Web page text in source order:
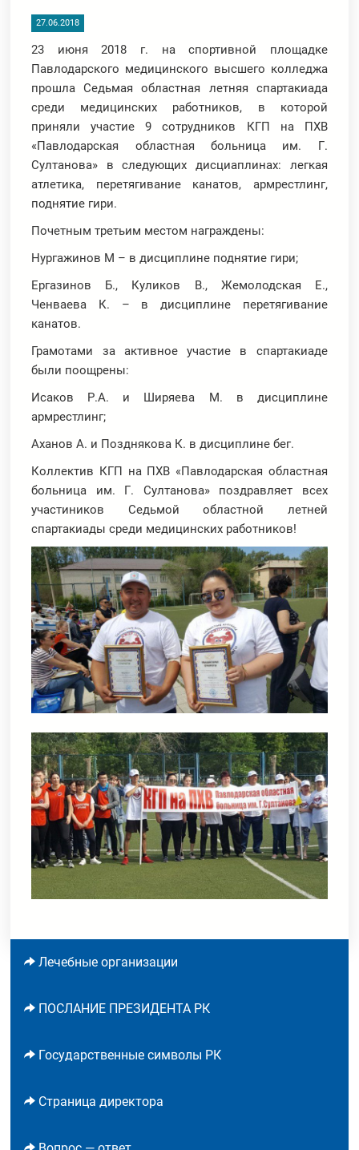
27.06.2018
23 июня 2018 г. на спортивной площадке
Павлодарского медицинского высшего колледжа
прошла Седьмая областная летняя спартакиада
среди медицинских работников, в которой
приняли участие 9 сотрудников КГП на ПХВ
«Павлодарская областная больница им. Г.
Султанова» в следующих дисциаплинах: легкая
атлетика, перетягивание канатов, армрестлинг,
поднятие гири.
Почетным третьим местом награждены:
Нургажинов М – в дисциплине поднятие гири;
Ергазинов Б., Куликов В., Жемолодская Е.,
Ченваева К. – в дисциплине перетягивание
канатов.
Грамотами за активное участие в спартакиаде
были поощрены:
Исаков Р.А. и Ширяева М. в дисциплине
армрестлинг;
Аханов А. и Позднякова К. в дисциплине бег.
Коллектив КГП на ПХВ «Павлодарская областная
больница им. Г. Султанова» поздравляет всех
участиников Седьмой областной летней
спартакиады среди медицинских работников!
Лечебные организации
ПОСЛАНИЕ ПРЕЗИДЕНТА РК
Государственные символы РК
Страница директора